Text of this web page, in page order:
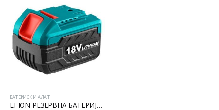
БАТЕРИСКИ АЛАТ
LI-ION РЕЗЕРВНА БАТЕРИЈА 18V